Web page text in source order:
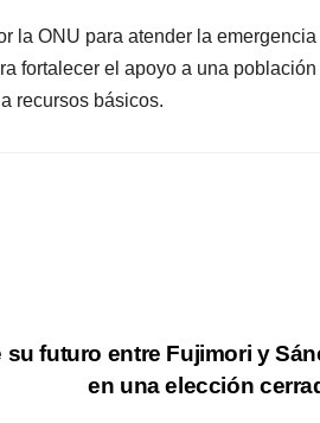
la ONU para atender la emergencia
fortalecer el apoyo a una
recursos básicos.
su futuro entre Fujimori y
en una elección